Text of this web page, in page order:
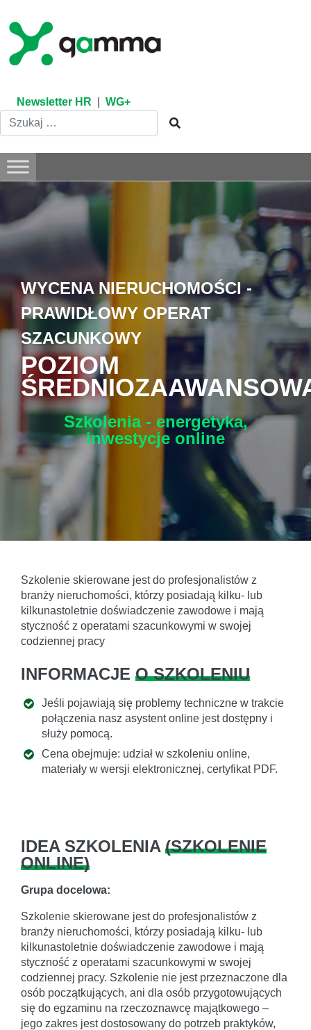
content
Newsletter HR WG+
WYCENA NIERUCHOMOŚCI -
PRAWIDŁOWY OPERAT
SZACUNKOWY
POZIOM
Szkolenia - energetyka,
inwestycje online
Szkolenie skierowane jest do profesjonalistów z
branży nieruchomości, którzy posiadają kilku- lub
kilkunastoletnie doświadczenie zawodowe i mają
styczność z operatami szacunkowymi w swojej
codziennej pracy
INFORMACJE O SZKOLENIU
Jeśli pojawiają się problemy techniczne w trakcie
połączenia nasz asystent online jest dostępny i
służy pomocą.
Cena obejmuje: udział w szkoleniu online,
materiały w wersji elektronicznej, certyfikat PDF.
IDEA SZKOLENIA (SZKOLENIE
ONLINE)
Grupa docelowa:
Szkolenie skierowane jest do profesjonalistów z
branży nieruchomości, którzy posiadają kilku- lub
kilkunastoletnie doświadczenie zawodowe i mają
styczność z operatami szacunkowymi w swojej
codziennej pracy. Szkolenie nie jest przeznaczone dla
osób początkujących, ani dla osób przygotowujących
się do egzaminu na rzeczoznawcę majątkowego –
jego zakres jest dostosowany do potrzeb praktyków,